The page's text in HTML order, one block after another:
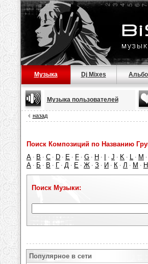
Музыка Dj Mixes
Музыка пользователей
назад
Поиск Композиций по Названию
A · B · C · D · E · F · G · H · · J · K · L · M ·
А · Б · В · Г · Д · Е · Ж · З · И · К · Л · М · Н
Поиск Музыки:
Популярное в сети